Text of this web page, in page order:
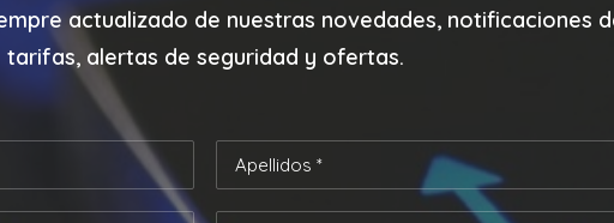
actualizado de nuestras novedades, notificaciones
tarifas, alertas de seguridad y ofertas.